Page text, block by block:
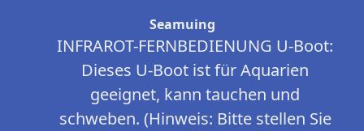
Seamuing
INFRAROT-FERNBEDIENUNG U-Boot:
Dieses U-Boot ist für Aquarien
geeignet, kann tauchen und
schweben. (Hinweis: Bitte stellen Sie